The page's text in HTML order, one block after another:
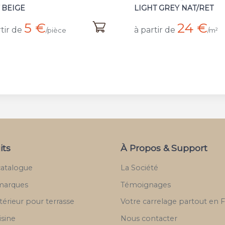
GREY NAT/RET
de 24 €/m²
GREY NAT/RET
à partir de 24 €/m²
pour terrasse
À Propos & Support
La Société
Témoignages
Votre carrelage partout en
Nous contacter